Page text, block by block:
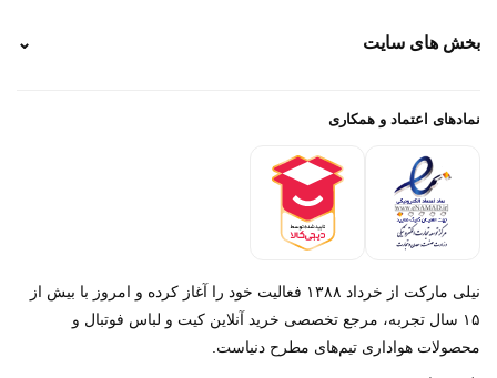
راهنمای سفارش
رهگیری تیپاکس
خرید لباس جدید بارسلونا 2025/2026
بخش های سایت ⌄
پرداخت باز
تماس با ما
نمادهای اعتماد و همکاری
نیلی مارکت از خرداد ۱۳۸۸ فعالیت خود را آغاز کرده و امروز با بیش از
۱۵ سال تجربه، مرجع تخصصی خرید آنلاین کیت و لباس فوتبال و
محصولات هواداری تیم‌های مطرح دنیاست.